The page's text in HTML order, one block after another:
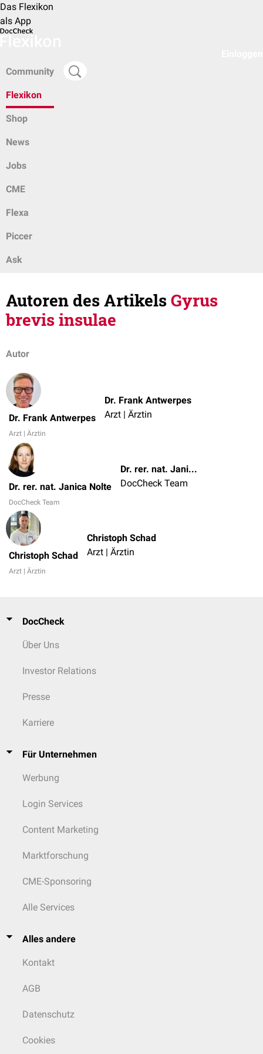
Das Flexikon
als App
Community
Flexikon
Shop
News
Jobs
CME
Flexa
Piccer
Ask
Autoren des ArtikelsGyrus
brevis insulae
Autor
Dr. Frank Antwerpes
Arzt | Ärztin
Dr. Frank Antwerpes
Arzt | Ärztin
Dr. rer. nat. Janica Nolte
DocCheck Team
Dr. rer. nat. Janica Nolte
DocCheck Team
Christoph Schad
Arzt | Ärztin
Christoph Schad
Arzt | Ärztin
DocCheck
Über Uns
Investor Relations
Presse
Karriere
Für Unternehmen
Werbung
Login Services
Content Marketing
Marktforschung
CME-Sponsoring
Alle Services
Alles andere
Kontakt
AGB
Datenschutz
Cookies